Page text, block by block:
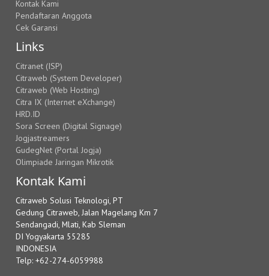
Kontak Kami
Pendaftaran Anggota
Cek Garansi
Links
Citranet (ISP)
Citraweb (System Developer)
Citraweb (Web Hosting)
Citra IX (Internet eXchange)
HRD.ID
Sora Screen (Digital Signage)
Jogjastreamers
GudegNet (Portal Jogja)
Olimpiade Jaringan Mikrotik
Kontak Kami
Citraweb Solusi Teknologi, PT
Gedung Citraweb, Jalan Magelang Km 7
Sendangadi, Mlati, Kab Sleman
DI Yogyakarta 55285
INDONESIA
Telp: +62-274-6059988